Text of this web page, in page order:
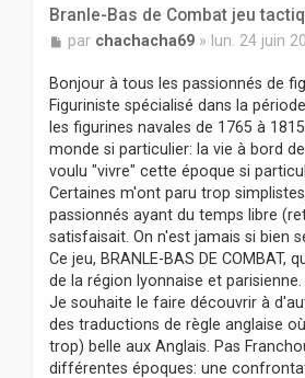
Branle-Bas de Combat jeu
M
s
s
a
g
e
par chachacha69» lun. 24 juin
Bonjour à tous les passionnés de
Figuriniste spécialisé dans la
les figurines navales de 1765 à
monde si particulier: la vie à bord
voulu "vivre" cette époque si
Certaines m'ont paru trop
passionnés ayant du temps libre
satisfaisait. On n'est jamais si bien
Ce jeu, BRANLE-BAS DE
de la région lyonnaise et parisienne.
Je souhaite le faire découvrir à
des traductions de règle anglaise
trop) belle aux Anglais. Pas
différentes époques: une